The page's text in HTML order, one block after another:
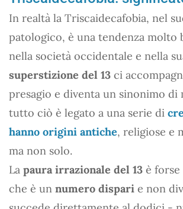
In realtà la Triscaidecafobia, nel
patologico, è una tendenza molto
nella società occidentale e nella
superstizione del 13 ci
presagio e diventa un sinonimo di
tutto ciò è legato a una serie di
hanno origini antiche, religiose e
ma non solo.
La paura irrazionale del 13 è
che è un numero dispari e non